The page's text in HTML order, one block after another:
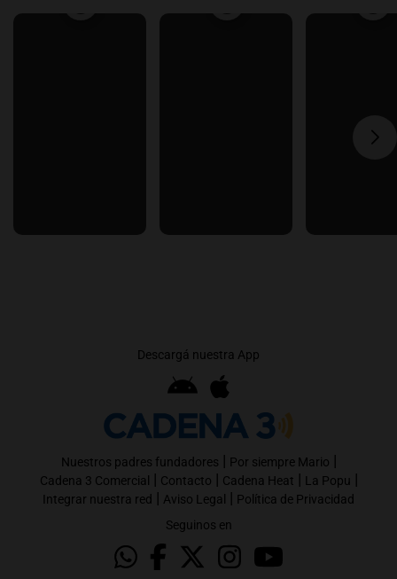
Descargá nuestra App
Nuestros padres fundadores | Por siempre Mario |
Cadena 3 Comercial | Contacto | Cadena Heat | La Popu |
Integrar nuestra red | Aviso Legal | Política de Privacidad
Seguinos en